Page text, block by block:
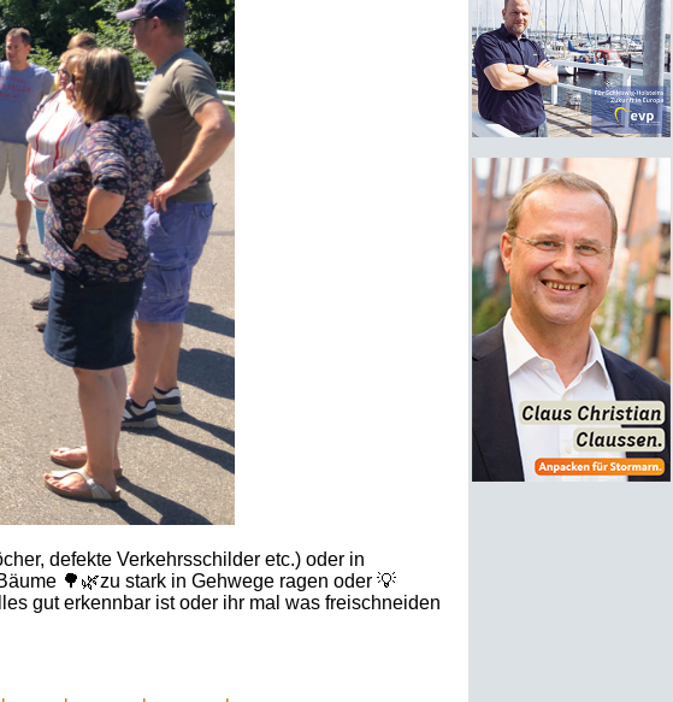
defekte Verkehrsschilder etc.) oder in
🌳🌿zu stark in Gehwege ragen oder 💡
gut erkennbar ist oder ihr mal was freischneiden